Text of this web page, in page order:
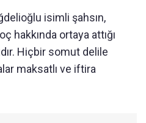
isimli şahsın,
hakkında ortaya attığı
Hiçbir somut delile
maksatlı ve iftira